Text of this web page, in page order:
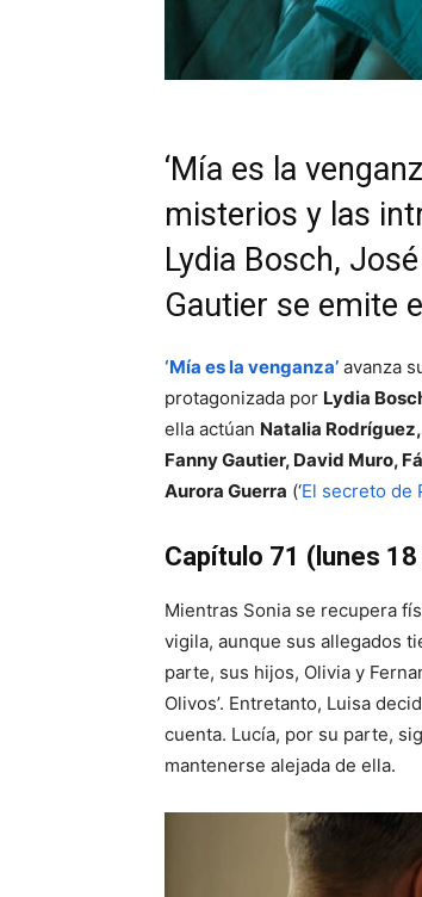
‘Mía es la
misterios y las
Lydia Bosch,
Gautier se emite
‘Mía es la venganza’ avanza
protagonizada por Lydia
ella actúan Natalia
Fanny Gautier, David Muro,
Aurora Guerra (‘El secreto de
Capítulo 71 (lunes
Mientras Sonia se recupera
vigila, aunque sus allegados
parte, sus hijos, Olivia y
Olivos’. Entretanto, Luisa
cuenta. Lucía, por su parte,
mantenerse alejada de ella.